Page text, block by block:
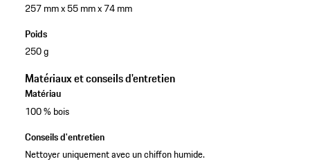
257 mm x 55 mm x 74 mm
Poids
250 g
Matériaux et conseils d'entretien
Matériau
100 % bois
Conseils d'entretien
Nettoyer uniquement avec un chiffon humide.